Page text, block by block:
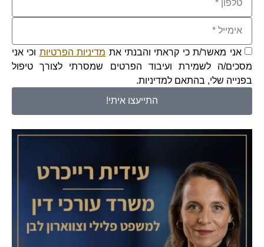
אני מאשר/ת כי קראתי והבנתי את מדיניות הפרטיות וכי אני
מסכים/ה לשמירת ועיבוד הפרטים שמסרתי לצורך טיפול
בפנייה שלי, בהתאם למדיניות.
התייעצו איתי!